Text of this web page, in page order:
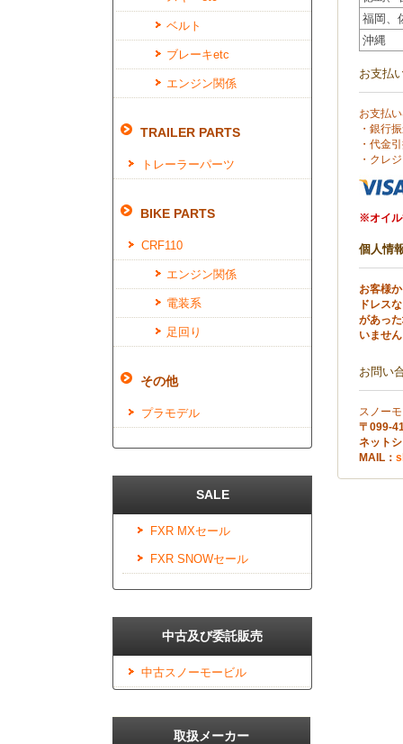
福岡、
沖縄
お支払
お支払
・銀行
・代金
・クレ
※オイ
個人情
お客様
ドレス
があっ
いませ
お問い
スノー
〒099-
ネット
MAIL：
ベルト
ブレーキetc
エンジン関係
TRAILER PARTS
トレーラーパーツ
BIKE PARTS
CRF110
エンジン関係
電装系
足回り
その他
プラモデル
SALE
FXR MXセール
FXR SNOWセール
中古及び委託販売
中古スノーモービル
取扱メーカー